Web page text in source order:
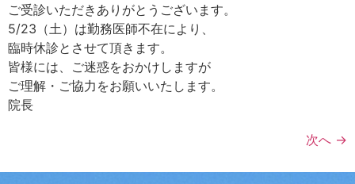
ご受診いただきありがとうございます。
5/23（土）は勤務医師不在により、
臨時休診とさせて頂きます。
皆様には、ご迷惑をおかけしますが
ご理解・ご協力をお願いいたします。
院長
次へ →